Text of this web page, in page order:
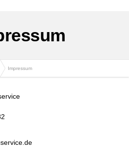
Impressum